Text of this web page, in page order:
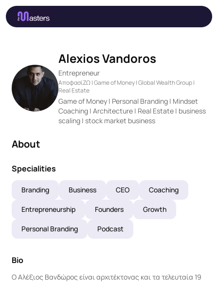
Alexios Vandoros
Entrepreneur
ΑποφασίΖΩ | Game of Money | Global Wealth Group |
Real Estate
Game of Money | Personal Branding | Mindset
Coaching | Architecture | Real Estate | business
scaling | stock market business
About
Specialities
Branding Business CEO Coaching
Entrepreneurship Founders Growth
Personal Branding Podcast
Bio
Ο Αλέξιος Βανδώρος είναι αρχιτέκτονας και τα τελευταία 19